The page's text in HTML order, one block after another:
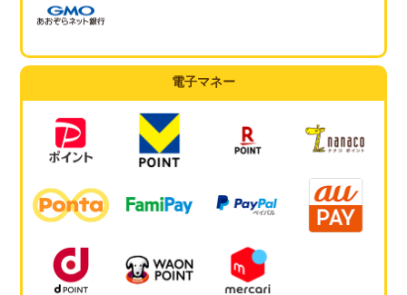
電子マネー